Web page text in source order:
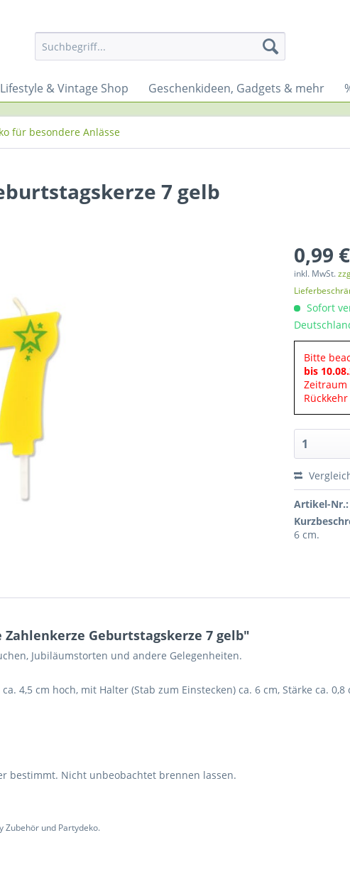
Lifestyle & Vintage Shop Geschenkideen, Gadgets & mehr
für besondere Anlässe
7 gelb
0,99
inkl. MwSt.
Sofort
Bitte
bis
Zeitraum
Artikel-Nr.:
6 cm.
Geburtstagskerze 7 gelb"
Jubiläumstorten und andere Gelegenheiten.
4,5 cm hoch, mit Halter (Stab zum Einstecken) ca. 6 cm, Stärke ca. 0,8
bestimmt. Nicht unbeobachtet brennen lassen.
Zubehör und Partydeko.